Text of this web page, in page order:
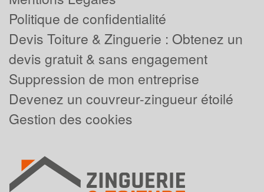
Politique de confidentialité
Devis Toiture & Zinguerie : Obtenez un
devis gratuit & sans engagement
Suppression de mon entreprise
Devenez un couvreur-zingueur étoilé
Gestion des cookies